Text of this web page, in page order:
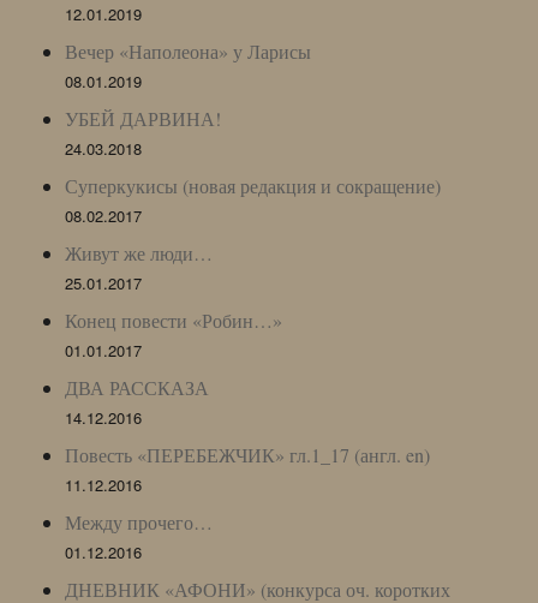
12.01.2019
Вечер «Наполеона» у Ларисы
08.01.2019
УБЕЙ ДАРВИНА!
24.03.2018
Суперкукисы (новая редакция и сокращение)
08.02.2017
Живут же люди…
25.01.2017
Конец повести «Робин…»
01.01.2017
ДВА РАССКАЗА
14.12.2016
Повесть «ПЕРЕБЕЖЧИК» гл.1_17 (англ. en)
11.12.2016
Между прочего…
01.12.2016
ДНЕВНИК «АФОНИ» (конкурса оч. коротких